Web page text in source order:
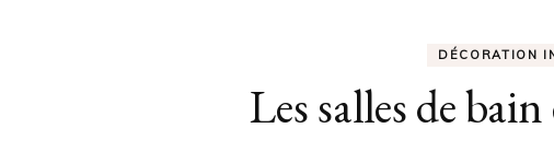
DÉCORATION
Les salles de